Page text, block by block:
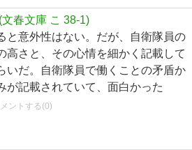
春文庫 こ 38-1)
と意外性はない。だが、自衛隊員の
高さと、その心情を細かく記載して
いだ。自衛隊員で働くことの矛盾か
が記載されていて、面白かった
ントする(0)